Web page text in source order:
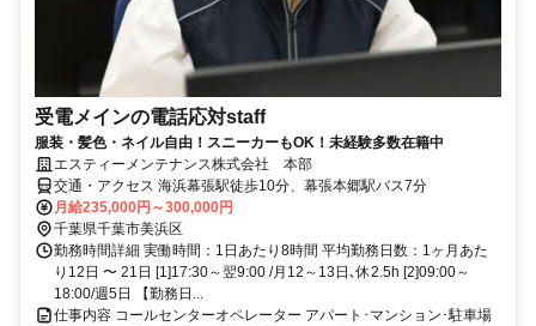
受電メインの電話応対staff
服装・髪色・ネイル自由！スニーカーもOK！未経験多数在籍中
エスティーメンテナンス株式会社 本部
交通・アクセス 海浜幕張駅徒歩10分、幕張本郷駅バス7分
月給235,000円～300,000円
千葉県千葉市美浜区
勤務時間詳細 実働時間：1日あたり8時間 平均勤務日数：1ヶ月あた
り12日 〜 21日 [1]17:30～翌9:00 /月12～13日､休2.5h [2]09:00～
18:00/週5日 【勤務日...
仕事内容 コールセンターオペレーター アパート･マンション･駐車場